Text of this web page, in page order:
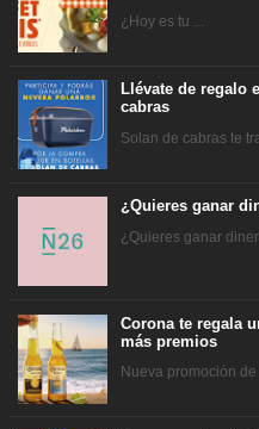
¿Hoy es tu ...
Llévate de regalo
cabras
Solan de cabras te
¿Quieres ganar
¿Quieres ganar
Corona te regala
más premios
Nueva promoción de